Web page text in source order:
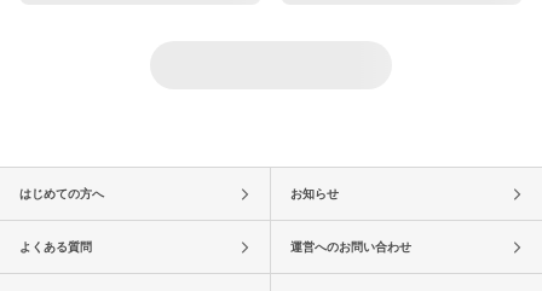
はじめての方へ お知らせ
よくある質問 運営へのお問い合わせ